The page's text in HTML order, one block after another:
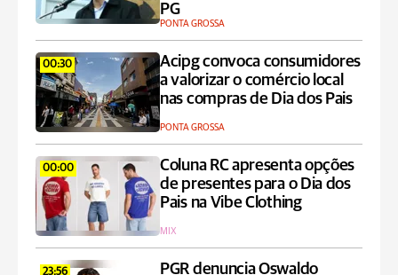
PG
PONTA GROSSA
00:30
Acipg convoca consumidores
a valorizar o comércio local
nas compras de Dia dos Pais
PONTA GROSSA
00:00
Coluna RC apresenta opções
de presentes para o Dia dos
Pais na Vibe Clothing
MIX
23:56 PGR denuncia Oswaldo